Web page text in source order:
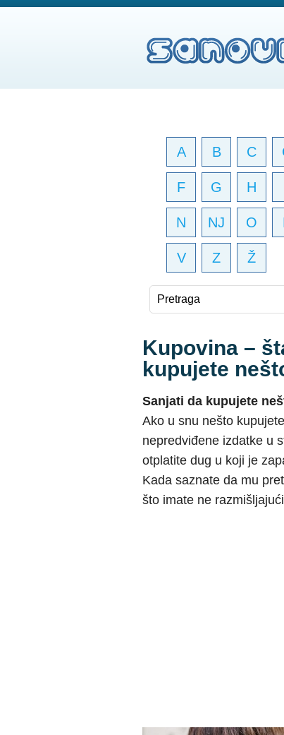
A B C
F G H
N NJ O
V Z Ž
Kupovina –
kupujete
Sanjati da kupujete
Ako u snu nešto
nepredviđene izdatke u
otplatite dug u koji je
Kada saznate da mu
što imate ne